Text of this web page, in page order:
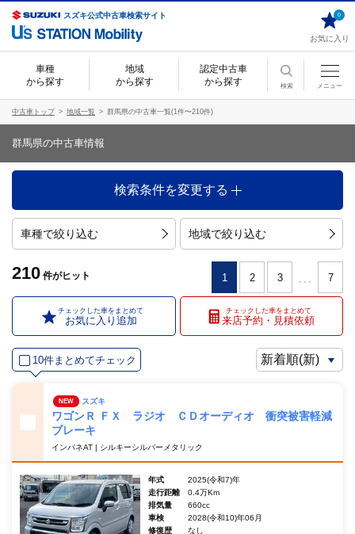
スズキ公式中古車検索サイト
お気に入り
0
車種
から探す
地域
から探す
認定中古車
から探す
検索 メニュー
中古車トップ 地域一覧 群馬県の中古車一覧(1件〜210件)
群馬県の中古車情報
検索条件を変更する
車種で絞り込む 地域で絞り込む
210 件がヒット 1 2 3 ... 7
チェックした車をまとめて
お気に入り追加
チェックした車をまとめて
来店予約・見積依頼
10件まとめてチェック
NEW スズキ
ワゴンＲ ＦＸ ラジオ ＣＤオーディオ 衝突被害軽減
ブレーキ
インパネAT | シルキーシルバーメタリック
年式
2025(令和7)年
走行距離
0.4万Km
排気量
660cc
車検
2028(令和10)年06月
修復歴
なし